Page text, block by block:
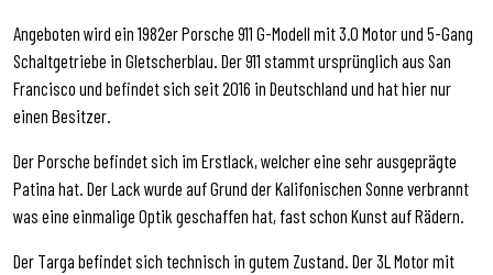
Angeboten wird ein 1982er Porsche 911 G-Modell mit 3.0 Motor und 5-Gang
Schaltgetriebe in Gletscherblau. Der 911 stammt ursprünglich aus San
Francisco und befindet sich seit 2016 in Deutschland und hat hier nur
einen Besitzer.
Der Porsche befindet sich im Erstlack, welcher eine sehr ausgeprägte
Patina hat. Der Lack wurde auf Grund der Kalifonischen Sonne verbrannt
was eine einmalige Optik geschaffen hat, fast schon Kunst auf Rädern.
Der Targa befindet sich technisch in gutem Zustand. Der 3L Motor mit